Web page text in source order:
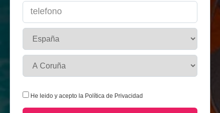
He leido y acepto la Política de Privacidad